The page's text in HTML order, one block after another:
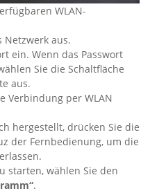
WLAN-
Netzwerk aus.
ein. Wenn das Passwort
Sie die Schaltfläche
aus.
Verbindung per WLAN
hergestellt, drücken Sie die
der Fernbedienung, um die
starten, wählen Sie den
.